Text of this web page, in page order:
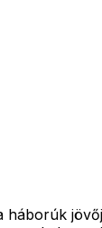
háborúk